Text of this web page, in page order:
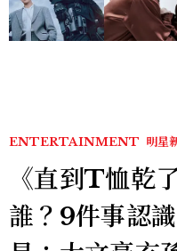
ENTERTAINMENT 明星
《直到T恤乾
誰？9件事認